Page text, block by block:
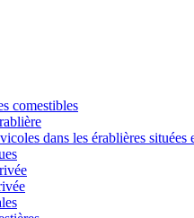
comestibles
dans les érablières situées